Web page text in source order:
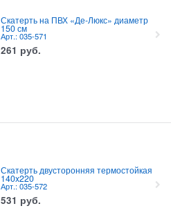
Скатерть на ПВХ «Де-Люкс» диаметр
150 см
Арт.: 035-571
261 руб.
Скатерть двусторонняя термостойкая
140x220
Арт.: 035-572
531 руб.